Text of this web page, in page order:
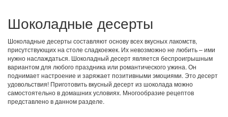
Шоколадные десерты
Шоколадные десерты составляют основу всех вкусных лакомств,
присутствующих на столе сладкоежек. Их невозможно не любить – ими
нужно наслаждаться. Шоколадный десерт является беспроигрышным
вариантом для любого праздника или романтического ужина. Он
поднимает настроение и заряжает позитивными эмоциями. Это десерт
удовольствия! Приготовить вкусный десерт из шоколада можно
самостоятельно в домашних условиях. Многообразие рецептов
представлено в данном разделе.